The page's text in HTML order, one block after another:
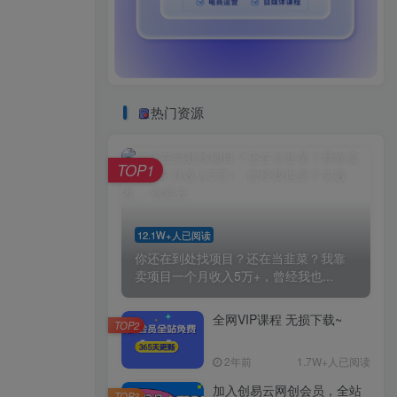
热门资源
12.1W+人已阅读
你还在到处找项目？还在当韭菜？我靠
卖项目一个月收入5万+，曾经我也...
TOP1
全网VIP课程 无损下载~
2年前 1.7W+人已阅读
TOP2
加入创易云网创会员，全站